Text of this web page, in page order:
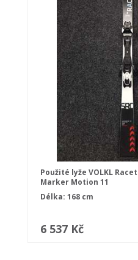
Použité lyže VOLKL
Marker Motion 11
Délka: 168 cm
6 537 Kč